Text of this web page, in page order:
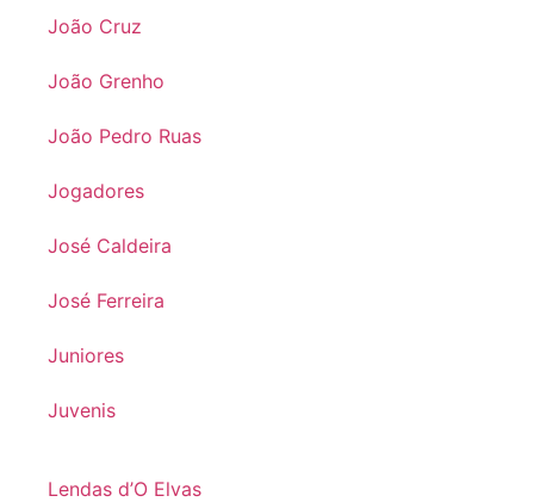
João Cruz
João Grenho
João Pedro Ruas
Jogadores
José Caldeira
José Ferreira
Juniores
Juvenis
Lendas d’O Elvas